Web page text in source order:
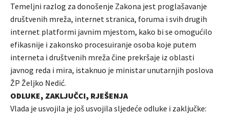
Temeljni razlog za donošenje Zakona jest proglašavanje
društvenih mreža, internet stranica, foruma i svih drugih
internet platformi javnim mjestom, kako bi se omogućilo
efikasnije i zakonsko procesuiranje osoba koje putem
interneta i društvenih mreža čine prekršaje iz oblasti
javnog reda i mira, istaknuo je ministar unutarnjih poslova
ŽP Željko Nedić.
ODLUKE, ZAKLJUČCI, RJEŠENJA
Vlada je usvojila je još usvojila sljedeće odluke i zaključke: